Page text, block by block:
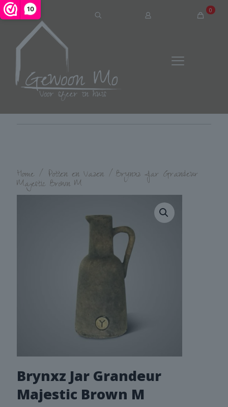
10 0
Home / Potten en Vazen / Brynxz Jar Grandeur
Majestic Brown M
Brynxz Jar Grandeur
Majestic Brown M